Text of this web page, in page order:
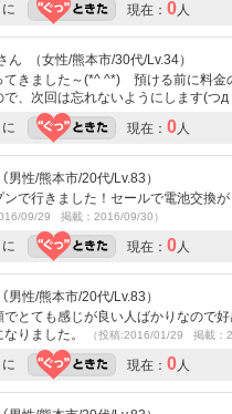
現在： 0 人
ん （女性/熊本市/30代/Lv.34）
てきました～(*^ ^*) 預ける前に料金
、次回は忘れないようにします(つд
現在： 0 人
男性/熊本市/20代/Lv.83）
で行きました！セールで電池交換
09/29 掲載：2016/09/30）
現在： 0 人
男性/熊本市/20代/Lv.83）
でとても感じが良い人ばかりなので
りました。
（投稿:2016/01/29 掲載：
現在： 0 人